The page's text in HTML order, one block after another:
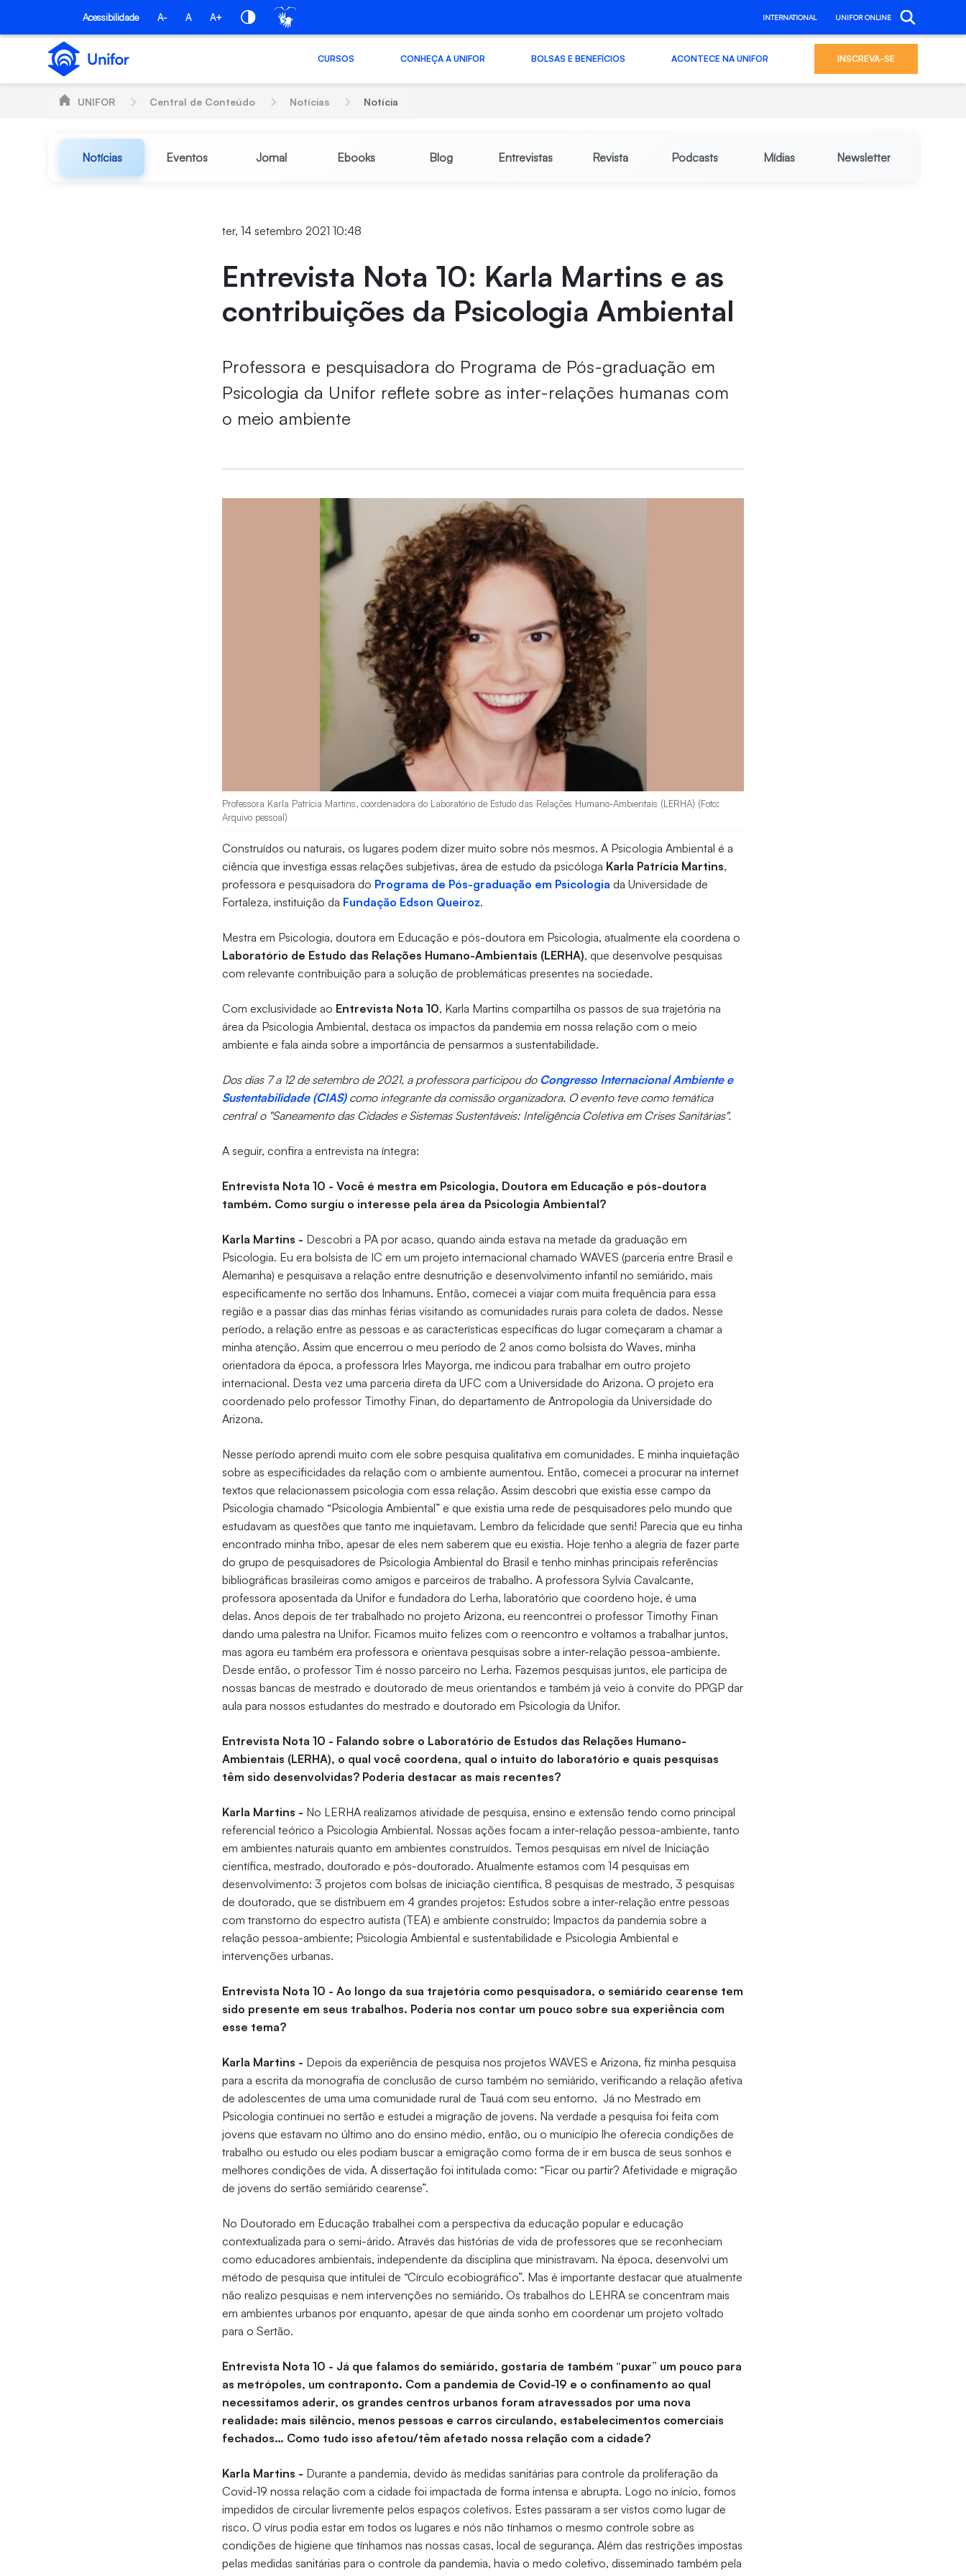
Pular para o Conteúdo principal
Acessibilidade A- A A+ INTERNATIONAL UNIFOR ONLINE
CURSOS CONHEÇA A UNIFOR BOLSAS E BENEFÍCIOS ACONTECE NA UNIFOR INSCREVA-SE
UNIFOR Central de Conteúdo Notícias Notícia
Notícias Eventos Jornal Ebooks Blog Entrevistas Revista Podcasts Mídias Newsletter
ter, 14 setembro 2021 10:48
Entrevista Nota 10: Karla Martins e as
contribuições da Psicologia Ambiental
Professora e pesquisadora do Programa de Pós-graduação em
Psicologia da Unifor reflete sobre as inter-relações humanas com
o meio ambiente
Professora Karla Patrícia Martins, coordenadora do Laboratório de Estudo das Relações Humano-Ambientais (LERHA) (Foto:
Arquivo pessoal)
Construídos ou naturais, os lugares podem dizer muito sobre nós mesmos. A Psicologia Ambiental é a
ciência que investiga essas relações subjetivas, área de estudo da psicóloga Karla Patrícia Martins,
professora e pesquisadora do Programa de Pós-graduação em Psicologia da Universidade de
Fortaleza, instituição da Fundação Edson Queiroz.
Mestra em Psicologia, doutora em Educação e pós-doutora em Psicologia, atualmente ela coordena o
Laboratório de Estudo das Relações Humano-Ambientais (LERHA), que desenvolve pesquisas
com relevante contribuição para a solução de problemáticas presentes na sociedade.
Com exclusividade ao Entrevista Nota 10, Karla Martins compartilha os passos de sua trajetória na
área da Psicologia Ambiental, destaca os impactos da pandemia em nossa relação com o meio
ambiente e fala ainda sobre a importância de pensarmos a sustentabilidade.
Dos dias 7 a 12 de setembro de 2021, a professora participou do Congresso Internacional Ambiente e
Sustentabilidade (CIAS)como integrante da comissão organizadora. O evento teve como temática
central o "Saneamento das Cidades e Sistemas Sustentáveis: Inteligência Coletiva em Crises Sanitárias".
A seguir, confira a entrevista na íntegra:
Entrevista Nota 10 - Você é mestra em Psicologia, Doutora em Educação e pós-doutora
também. Como surgiu o interesse pela área da Psicologia Ambiental?
Karla Martins - Descobri a PA por acaso, quando ainda estava na metade da graduação em
Psicologia. Eu era bolsista de IC em um projeto internacional chamado WAVES (parceria entre Brasil e
Alemanha) e pesquisava a relação entre desnutrição e desenvolvimento infantil no semiárido, mais
especificamente no sertão dos Inhamuns. Então, comecei a viajar com muita frequência para essa
região e a passar dias das minhas férias visitando as comunidades rurais para coleta de dados. Nesse
período, a relação entre as pessoas e as características específicas do lugar começaram a chamar a
minha atenção. Assim que encerrou o meu período de 2 anos como bolsista do Waves, minha
orientadora da época, a professora Irles Mayorga, me indicou para trabalhar em outro projeto
internacional. Desta vez uma parceria direta da UFC com a Universidade do Arizona. O projeto era
coordenado pelo professor Timothy Finan, do departamento de Antropologia da Universidade do
Arizona.
Nesse período aprendi muito com ele sobre pesquisa qualitativa em comunidades. E minha inquietação
sobre as especificidades da relação com o ambiente aumentou. Então, comecei a procurar na internet
textos que relacionassem psicologia com essa relação. Assim descobri que existia esse campo da
Psicologia chamado “Psicologia Ambiental” e que existia uma rede de pesquisadores pelo mundo que
estudavam as questões que tanto me inquietavam. Lembro da felicidade que senti! Parecia que eu tinha
encontrado minha tribo, apesar de eles nem saberem que eu existia. Hoje tenho a alegria de fazer parte
do grupo de pesquisadores de Psicologia Ambiental do Brasil e tenho minhas principais referências
bibliográficas brasileiras como amigos e parceiros de trabalho. A professora Sylvia Cavalcante,
professora aposentada da Unifor e fundadora do Lerha, laboratório que coordeno hoje, é uma
delas. Anos depois de ter trabalhado no projeto Arizona, eu reencontrei o professor Timothy Finan
dando uma palestra na Unifor. Ficamos muito felizes com o reencontro e voltamos a trabalhar juntos,
mas agora eu também era professora e orientava pesquisas sobre a inter-relação pessoa-ambiente.
Desde então, o professor Tim é nosso parceiro no Lerha. Fazemos pesquisas juntos, ele participa de
nossas bancas de mestrado e doutorado de meus orientandos e também já veio à convite do PPGP dar
aula para nossos estudantes do mestrado e doutorado em Psicologia da Unifor.
Entrevista Nota 10 - Falando sobre o Laboratório de Estudos das Relações Humano-
Ambientais (LERHA), o qual você coordena, qual o intuito do laboratório e quais pesquisas
têm sido desenvolvidas? Poderia destacar as mais recentes?
Karla Martins - No LERHA realizamos atividade de pesquisa, ensino e extensão tendo como principal
referencial teórico a Psicologia Ambiental. Nossas ações focam a inter-relação pessoa-ambiente, tanto
em ambientes naturais quanto em ambientes construídos. Temos pesquisas em nível de Iniciação
científica, mestrado, doutorado e pós-doutorado. Atualmente estamos com 14 pesquisas em
desenvolvimento: 3 projetos com bolsas de iniciação científica, 8 pesquisas de mestrado, 3 pesquisas
de doutorado, que se distribuem em 4 grandes projetos: Estudos sobre a inter-relação entre pessoas
com transtorno do espectro autista (TEA) e ambiente construído; Impactos da pandemia sobre a
relação pessoa-ambiente; Psicologia Ambiental e sustentabilidade e Psicologia Ambiental e
intervenções urbanas.
Entrevista Nota 10 - Ao longo da sua trajetória como pesquisadora, o semiárido cearense tem
sido presente em seus trabalhos. Poderia nos contar um pouco sobre sua experiência com
esse tema?
Karla Martins - Depois da experiência de pesquisa nos projetos WAVES e Arizona, fiz minha pesquisa
para a escrita da monografia de conclusão de curso também no semiárido, verificando a relação afetiva
de adolescentes de uma uma comunidade rural de Tauá com seu entorno. Já no Mestrado em
Psicologia continuei no sertão e estudei a migração de jovens. Na verdade a pesquisa foi feita com
jovens que estavam no último ano do ensino médio, então, ou o município lhe oferecia condições de
trabalho ou estudo ou eles podiam buscar a emigração como forma de ir em busca de seus sonhos e
melhores condições de vida. A dissertação foi intitulada como: “Ficar ou partir? Afetividade e migração
de jovens do sertão semiárido cearense”.
No Doutorado em Educação trabalhei com a perspectiva da educação popular e educação
contextualizada para o semi-árido. Através das histórias de vida de professores que se reconheciam
como educadores ambientais, independente da disciplina que ministravam. Na época, desenvolvi um
método de pesquisa que intitulei de “Círculo ecobiográfico”. Mas é importante destacar que atualmente
não realizo pesquisas e nem intervenções no semiárido. Os trabalhos do LEHRA se concentram mais
em ambientes urbanos por enquanto, apesar de que ainda sonho em coordenar um projeto voltado
para o Sertão.
Entrevista Nota 10 - Já que falamos do semiárido, gostaria de também “puxar” um pouco para
as metrópoles, um contraponto. Com a pandemia de Covid-19 e o confinamento ao qual
necessitamos aderir, os grandes centros urbanos foram atravessados por uma nova
realidade: mais silêncio, menos pessoas e carros circulando, estabelecimentos comerciais
fechados… Como tudo isso afetou/têm afetado nossa relação com a cidade?
Karla Martins - Durante a pandemia, devido às medidas sanitárias para controle da proliferação da
Covid-19 nossa relação com a cidade foi impactada de forma intensa e abrupta. Logo no início, fomos
impedidos de circular livremente pelos espaços coletivos. Estes passaram a ser vistos como lugar de
risco. O vírus podia estar em todos os lugares e nós não tínhamos o mesmo controle sobre as
condições de higiene que tínhamos nas nossas casas, local de segurança. Além das restrições impostas
pelas medidas sanitárias para o controle da pandemia, havia o medo coletivo, disseminado também pela